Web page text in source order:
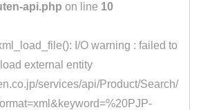
api.php on line 10
I/O warning : failed to
load external entity
services/api/Product/Search/